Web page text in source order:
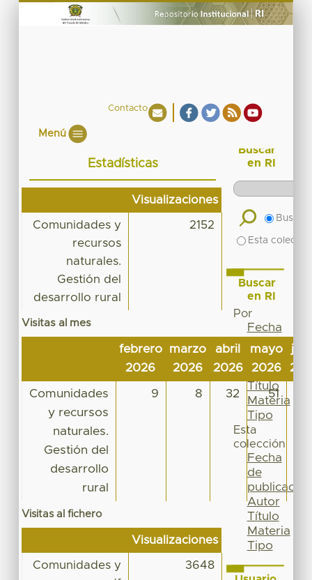
Contacto
Menú
Estadísticas
Visualizaciones
Comunidades y
recursos
naturales.
Gestión del
desarrollo rural
2152
Visitas al mes
febrero
2026
marzo
2026
abril
2026
mayo
2026
Comunidades
y recursos
naturales.
Gestión del
desarrollo
rural
9 8 32 51
Visitas al fichero
Visualizaciones
Comunidades y
3648
Buscar
en RI
Buscar
Esta
Buscar
en RI
Por
Fecha
publicación
Autor
Título
Materia
Tipo
Esta
colección
Fecha
de
publicación
Autor
Título
Materia
Tipo